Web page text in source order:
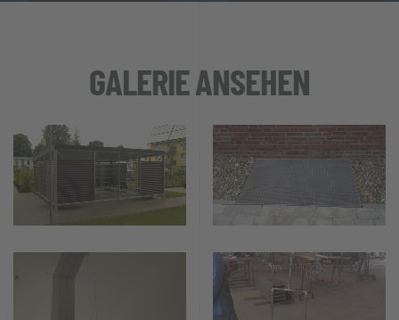
GALERIE ANSEHEN